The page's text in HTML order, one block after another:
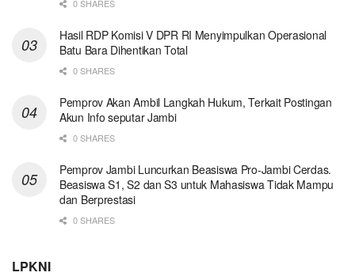
0 SHARES
Hasil RDP Komisi V DPR RI Menyimpulkan Operasional
Batu Bara Dihentikan Total
0 SHARES
Pemprov Akan Ambil Langkah Hukum, Terkait Postingan
Akun Info seputar Jambi
0 SHARES
Pemprov Jambi Luncurkan Beasiswa Pro-Jambi Cerdas.
Beasiswa S1, S2 dan S3 untuk Mahasiswa Tidak Mampu
dan Berprestasi
0 SHARES
LPKNI